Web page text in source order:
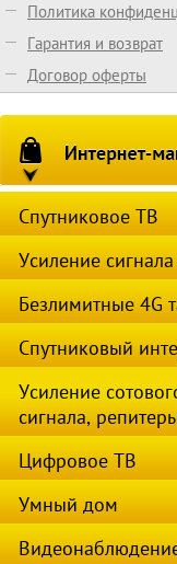
Политика
Гарантия и возврат
Договор оферты
Спутниковое ТВ
Усиление сигнала
Безлимитные 4G
Спутниковый
Усиление
сигнала,
Цифровое ТВ
Умный дом